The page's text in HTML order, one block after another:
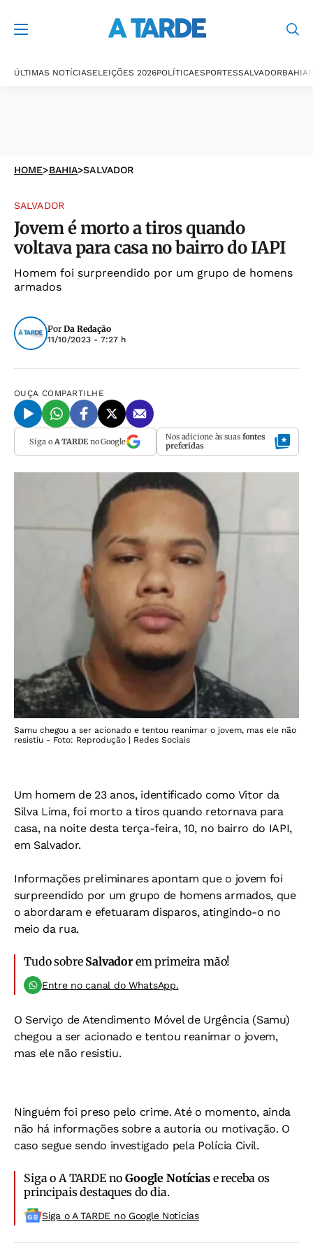
ÚLTIMAS NOTÍCIASELEIÇÕES 2026POLÍTICAESPORTESSALVADORBAHIA
HOME>BAHIA>SALVADOR
SALVADOR
Jovem é morto a tiros quando
voltava para casa no bairro do IAPI
Homem foi surpreendido por um grupo de homens
armados
Por Da Redação
11/10/2023 - 7:27 h
OUÇA COMPARTILHE
Siga o A TARDEno Google Nos adicione às suas fontes
preferidas
Samu chegou a ser acionado e tentou reanimar o jovem, mas ele não
resistiu - Foto: Reprodução | Redes Sociais
Um homem de 23 anos, identificado como Vitor da
Silva Lima, foi morto a tiros quando retornava para
casa, na noite desta terça-feira, 10, no bairro do IAPI,
em Salvador.
Informações preliminares apontam que o jovem foi
surpreendido por um grupo de homens armados, que
o abordaram e efetuaram disparos, atingindo-o no
meio da rua.
Tudo sobre Salvadorem primeira mão!
Entre no canal do WhatsApp.
O Serviço de Atendimento Móvel de Urgência (Samu)
chegou a ser acionado e tentou reanimar o jovem,
mas ele não resistiu.
Ninguém foi preso pelo crime. Até o momento, ainda
não há informações sobre a autoria ou motivação. O
caso segue sendo investigado pela Polícia Civil.
Siga o A TARDE noGoogle Notíciase receba os
principais destaques do dia.
Siga o A TARDE no Google Noticias